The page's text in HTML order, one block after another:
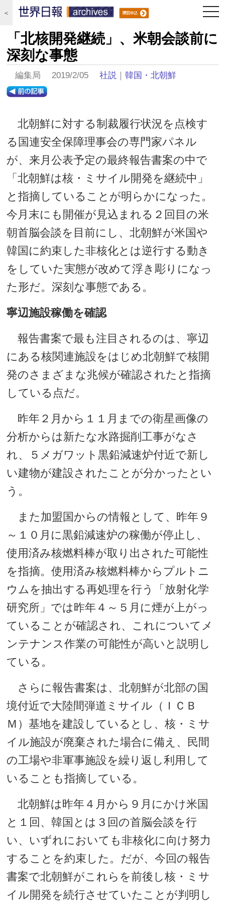
＜
「北核開発継続」、米朝会談前に
深刻な事態
編集局 2019/2/05社説 ｜韓国・北朝鮮
北朝鮮に対する制裁履行状況を点検す
る国連安全保障理事会の専門家パネル
が、来月公表予定の最終報告書案の中で
「北朝鮮は核・ミサイル開発を継続中」
と指摘していることが明らかになった。
今月末にも開催が見込まれる２回目の米
朝首脳会談を目前にし、北朝鮮が米国や
韓国に約束した非核化とは逆行する動き
をしていた実態が改めて浮き彫りになっ
た形だ。深刻な事態である。
寧辺施設稼働を確認
報告書案で最も注目されるのは、寧辺
にある核関連施設をはじめ北朝鮮で核開
発のさまざまな兆候が確認されたと指摘
している点だ。
昨年２月から１１月までの衛星画像の
分析からは新たな水路掘削工事がなさ
れ、５メガワット黒鉛減速炉付近で新し
い建物が建設されたことが分かったとい
う。
また加盟国からの情報として、昨年９
～１０月に黒鉛減速炉の稼働が停止し、
使用済み核燃料棒が取り出された可能性
を指摘。使用済み核燃料棒からプルトニ
ウムを抽出する再処理を行う「放射化学
研究所」では昨年４～５月に煙が上がっ
ていることが確認され、これについてメ
ンテナンス作業の可能性が高いと説明し
ている。
さらに報告書案は、北朝鮮が北部の国
境付近で大陸間弾道ミサイル（ＩＣＢ
Ｍ）基地を建設しているとし、核・ミサ
イル施設が廃棄された場合に備え、民間
の工場や非軍事施設を繰り返し利用して
いることも指摘している。
北朝鮮は昨年４月から９月にかけ米国
と１回、韓国とは３回の首脳会談を行
い、いずれにおいても非核化に向け努力
することを約束した。だが、今回の報告
書案で北朝鮮がこれらを前後し核・ミサ
イル開発を続行させていたことが判明し